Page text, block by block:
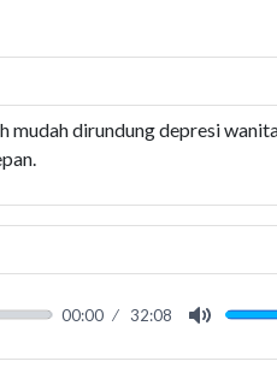
mudah dirundung depresi
00:00 32:08